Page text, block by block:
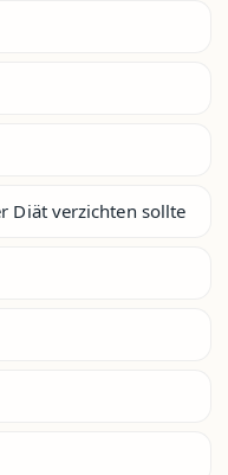
Diät verzichten sollte